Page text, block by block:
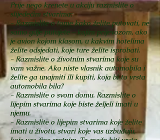
Prije nego krenete u akciju razmislite o
slijedećim stvarima:
- Razmislite o tome kako želite putovati, ne
samo gdje putujete – kojim prijevozom, ako
je avion kojom klasom, u kakvim hotelima
želite odsjedati, koje ture želite isprobati.
- Razmislite o životnim stvarima koje su
vam važne. Ako niste vlasnik automobila i
želite ga unajmiti ili kupiti, koja bi to vrsta
automobila bila?
- Razmislite o svom domu. Razmislite o
lijepim stvarima koje biste željeli imati u
njemu.
- Razmislite o lijepim stvarima koje želite
imati u životu, stvari koje vas uzbuđuju,